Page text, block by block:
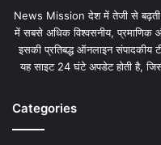
News Mission देश में तेजी से बढ़ती
में सबसे अधिक विश्वसनीय, प्रमाणिक
इसकी प्रतिबद्ध ऑनलाइन संपादकीय
यह साइट 24 घंटे अपडेट होती है,
Categories